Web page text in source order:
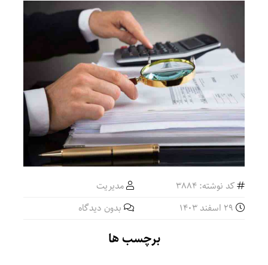
کد نوشته: 3884
مدیریت
بدون دیدگاه
برچسب ها